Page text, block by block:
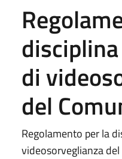
di
del
Regolamento per la
videosorveglianza